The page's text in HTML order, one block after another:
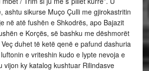
ashtu sikurse Muço Çulli me gjirokastritin
në atë fushën e Shkodrës, apo Bajazit
e Korçës, së bashku me dëshmorët
duhet të ketë qenë e pafund dashuria
e vriteshin kudo e lypte nevoja e
vijon ky katalog kushtuar Rilindasve